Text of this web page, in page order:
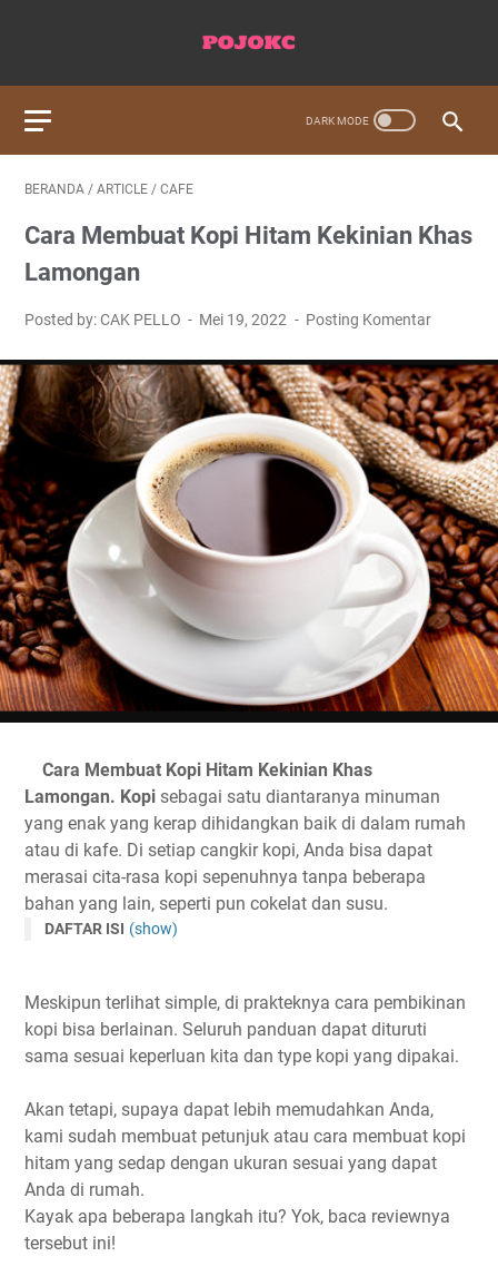
BERANDA / ARTICLE / CAFE
Cara Membuat Kopi Hitam Kekinian Khas
Lamongan
Posted by: CAK PELLO Mei 19, 2022 Posting Komentar
Cara Membuat Kopi Hitam Kekinian Khas
Lamongan. Kopi sebagai satu diantaranya minuman
yang enak yang kerap dihidangkan baik di dalam rumah
atau di kafe. Di setiap cangkir kopi, Anda bisa dapat
merasai cita-rasa kopi sepenuhnya tanpa beberapa
bahan yang lain, seperti pun cokelat dan susu.
DAFTAR ISI (show)
Meskipun terlihat simple, di prakteknya cara pembikinan
kopi bisa berlainan. Seluruh panduan dapat dituruti
sama sesuai keperluan kita dan type kopi yang dipakai.
Akan tetapi, supaya dapat lebih memudahkan Anda,
kami sudah membuat petunjuk atau cara membuat kopi
hitam yang sedap dengan ukuran sesuai yang dapat
Anda di rumah.
Kayak apa beberapa langkah itu? Yok, baca reviewnya
tersebut ini!